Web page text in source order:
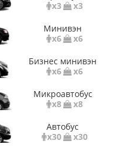
x3
x3
Минивэн
x6
x6
Бизнес минивэн
x6
x6
Микроавтобус
x8
x8
Автобус
x30
x30